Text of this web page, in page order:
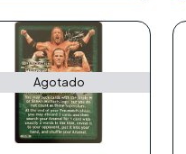
Agotado